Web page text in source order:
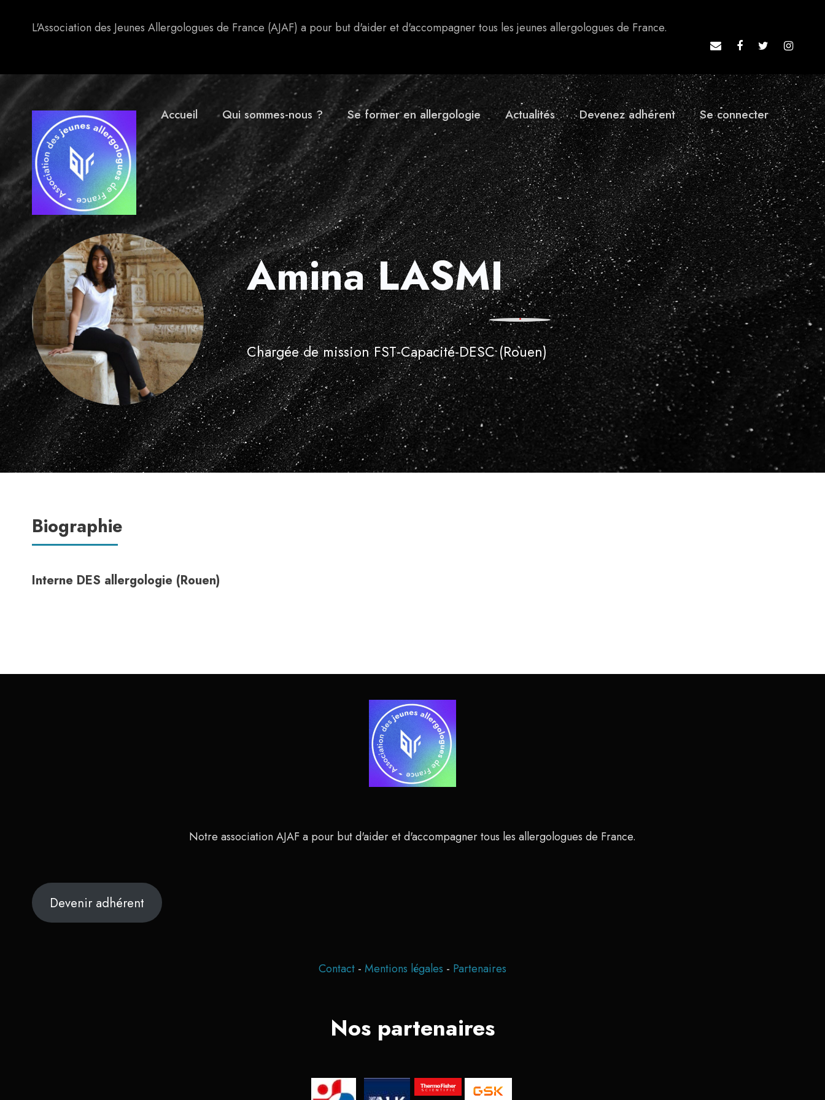
L'Association des Jeunes Allergologues de France (AJAF) a pour but d'aider et d'accompagner tous les jeunes allergologues de France.
Accueil Qui sommes-nous ? Se former en allergologie Actualités Devenez adhérent Se connecter
Amina LASMI
Chargée de mission FST-Capacité-DESC (Rouen)
Biographie
Interne DES allergologie (Rouen)
Notre association AJAF a pour but d'aider et d'accompagner tous les allergologues de France.
Devenir adhérent
Contact - Mentions légales - Partenaires
Nos partenaires